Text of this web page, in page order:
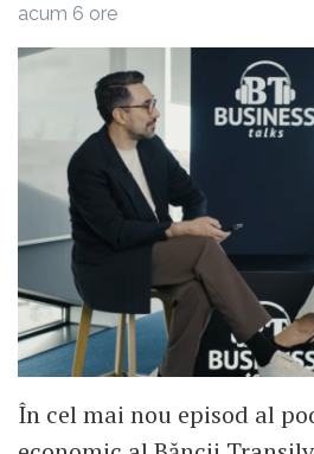
acum 6 ore
În cel mai nou episod al